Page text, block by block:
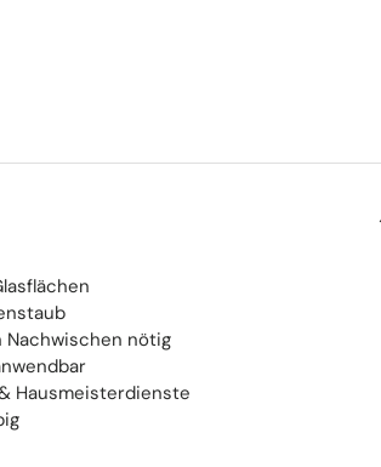
nötig
Hausmeisterdienste